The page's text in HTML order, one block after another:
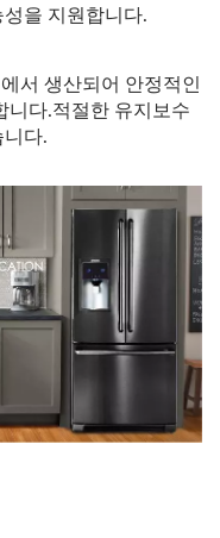
을 지원합니다.
서 생산되어 안정적인
니다.적절한 유지보수
니다.